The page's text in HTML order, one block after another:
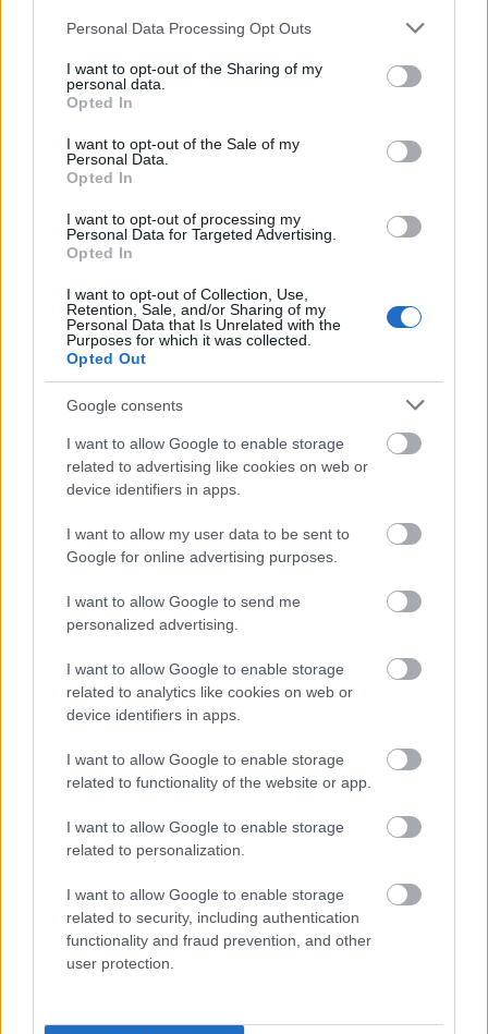
Please note that this website/app uses one or more Google
not limited to your visit or usage behaviour. You may click to
grant or deny consent to Google and its third-party tags to
use your data for below specified purposes in below Google
consent section.
Personal Data Processing Opt Outs
I want to opt-out of the Sharing of my
personal data.
Opted In
I want to opt-out of the Sale of my
Personal Data.
Opted In
I want to opt-out of processing my
Personal Data for Targeted Advertising.
Opted In
I want to opt-out of Collection, Use,
Retention, Sale, and/or Sharing of my
Personal Data that Is Unrelated with the
Purposes for which it was collected.
Opted Out
Google consents
I want to allow Google to enable storage
related to advertising like cookies on web or
device identifiers in apps.
I want to allow my user data to be sent to
Google for online advertising purposes.
I want to allow Google to send me
personalized advertising.
I want to allow Google to enable storage
related to analytics like cookies on web or
device identifiers in apps.
I want to allow Google to enable storage
related to functionality of the website or app.
I want to allow Google to enable storage
related to personalization.
I want to allow Google to enable storage
related to security, including authentication
functionality and fraud prevention, and other
user protection.
A Gyere, te bárki CD formátumban először a
lemezbemutató koncerten lesz elérhető,
Gödörben. Ha ott leszel, elsőként tarthatod a
kezedben az új albumot!
Röviddel ezután a lemez minden nagyobb
streaming platformon is elérhető lesz, így
Ne feledd: Március 1. – Lemezbemutató
koncert!
A lemez itt hallgatható!
Zene Album Dal Müller Péter Sziámi Lemezbemutató
Kirschner Péter Sziámi AndrFriends Gyere te bárki!
DALSZERZŐ BOOKAZIN
KEZDŐ DALSZERZŐ VAGY? JELENTKEZZ AZ
ARTISJUS ÚJ MENTORPROGRAMJÁBA!